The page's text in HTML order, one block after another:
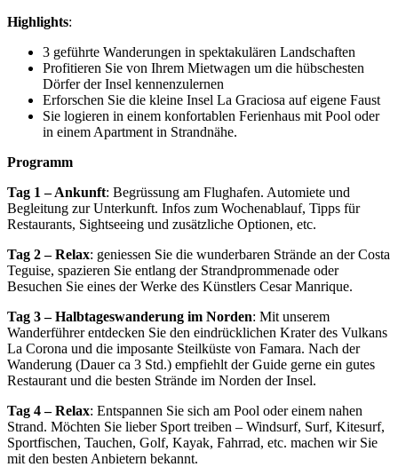
Highlights:
3 geführte Wanderungen in spektakulären Landschaften
Profitieren Sie von Ihrem Mietwagen um die hübschesten
Dörfer der Insel kennenzulernen
Erforschen Sie die kleine Insel La Graciosa auf eigene Faust
Sie logieren in einem konfortablen Ferienhaus mit Pool oder
in einem Apartment in Strandnähe.
Programm
Tag 1 – Ankunft: Begrüssung am Flughafen. Automiete und
Begleitung zur Unterkunft. Infos zum Wochenablauf, Tipps für
Restaurants, Sightseeing und zusätzliche Optionen, etc.
Tag 2 – Relax: geniessen Sie die wunderbaren Strände an der Costa
Teguise, spazieren Sie entlang der Strandprommenade oder
Besuchen Sie eines der Werke des Künstlers Cesar Manrique.
Tag 3 – Halbtageswanderung im Norden: Mit unserem
Wanderführer entdecken Sie den eindrücklichen Krater des Vulkans
La Corona und die imposante Steilküste von Famara. Nach der
Wanderung (Dauer ca 3 Std.) empfiehlt der Guide gerne ein gutes
Restaurant und die besten Strände im Norden der Insel.
Tag 4 – Relax: Entspannen Sie sich am Pool oder einem nahen
Strand. Möchten Sie lieber Sport treiben – Windsurf, Surf, Kitesurf,
Sportfischen, Tauchen, Golf, Kayak, Fahrrad, etc. machen wir Sie
mit den besten Anbietern bekannt.